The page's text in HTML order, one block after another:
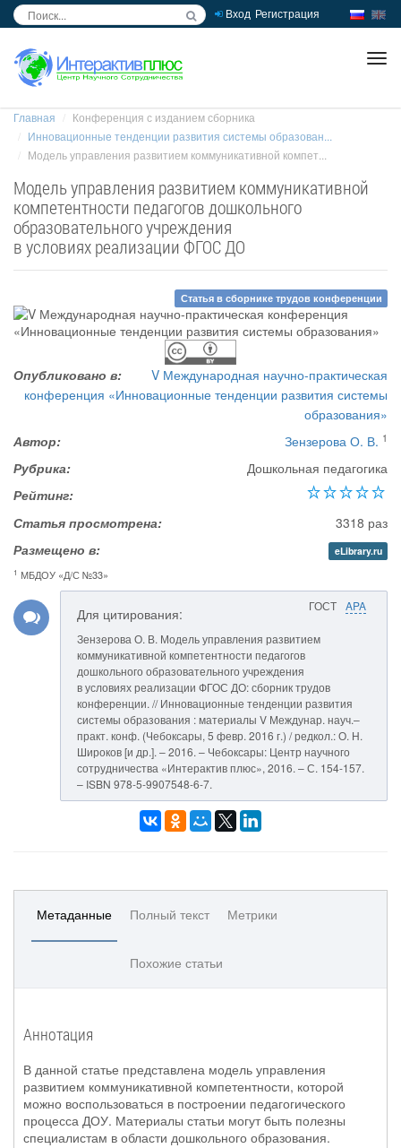
Вход Регистрация
Главная
Конференция с изданием сборника
Инновационные тенденции развития системы образован...
Модель управления развитием коммуникативной компет...
Модель управления развитием коммуникативной
компетентности педагогов дошкольного
образовательного учреждения
в условиях реализации ФГОС ДО
Статья в сборнике трудов конференции
Опубликовано в:
V Международная научно-практическая
конференция «Инновационные тенденции развития системы
образования»
Автор:
Зензерова О. В. 1
Рубрика:
Дошкольная педагогика
Рейтинг:
Статья просмотрена:
3318 раз
Размещено в:
eLibrary.ru
1 МБДОУ «Д/С №33»
ГОСТ APA
Для цитирования:
Зензерова О. В. Модель управления развитием
коммуникативной компетентности педагогов
дошкольного образовательного учреждения
в условиях реализации ФГОС ДО: сборник трудов
конференции. // Инновационные тенденции развития
системы образования : материалы V Междунар. науч.–
практ. конф. (Чебоксары, 5 февр. 2016 г.) / редкол.: О. Н.
Широков [и др.]. – 2016. – Чебоксары: Центр научного
сотрудничества «Интерактив плюс», 2016. – С. 154-157.
– ISBN 978-5-9907548-6-7.
Метаданные Полный текст Метрики
Похожие статьи
Аннотация
В данной статье представлена модель управления
развитием коммуникативной компетентности, которой
можно воспользоваться в построении педагогического
процесса ДОУ. Материалы статьи могут быть полезны
специалистам в области дошкольного образования.